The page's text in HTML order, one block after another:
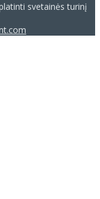
svetainės turinį